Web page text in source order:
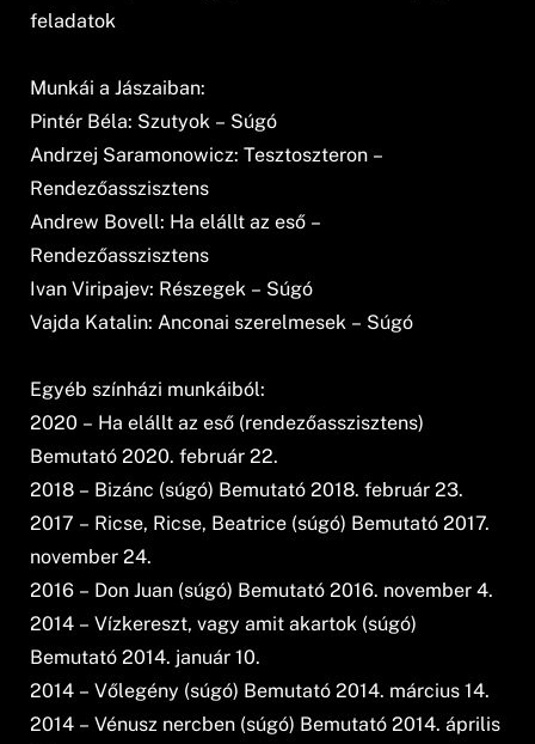
feladatok
Munkái a Jászaiban:
Pintér Béla: Szutyok – Súgó
Andrzej Saramonowicz: Tesztoszteron –
Rendezőasszisztens
Andrew Bovell: Ha elállt az eső –
Rendezőasszisztens
Ivan Viripajev: Részegek – Súgó
Vajda Katalin: Anconai szerelmesek – Súgó
Egyéb színházi munkáiból:
2020 – Ha elállt az eső (rendezőasszisztens)
Bemutató 2020. február 22.
2018 – Bizánc (súgó) Bemutató 2018. február 23.
2017 – Ricse, Ricse, Beatrice (súgó) Bemutató 2017.
november 24.
2016 – Don Juan (súgó) Bemutató 2016. november 4.
2014 – Vízkereszt, vagy amit akartok (súgó)
Bemutató 2014. január 10.
2014 – Vőlegény (súgó) Bemutató 2014. március 14.
2014 – Vénusz nercben (súgó) Bemutató 2014. április